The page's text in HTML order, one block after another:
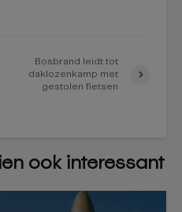
Bosbrand leidt tot
daklozenkamp met
gestolen fietsen
ook interessant